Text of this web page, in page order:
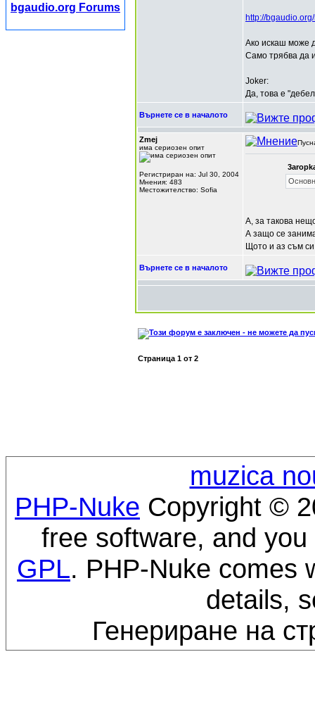
bgaudio.org Forums
http://
Ако искаш може
Само трябва да
Joker:
Да, това е
Върнете се в началото
Zmej
има сериозен опит
Регистриран на: Jul 30, 2004
Мнения: 483
Местожителство: Sofia
A, за такова
А защо се
Щото и аз съм
Върнете се в началото
Страница 1 от 2
muzica
PHP-Nuke Copyright ©
free software, and
GPL. PHP-Nuke comes
details,
Генериране на